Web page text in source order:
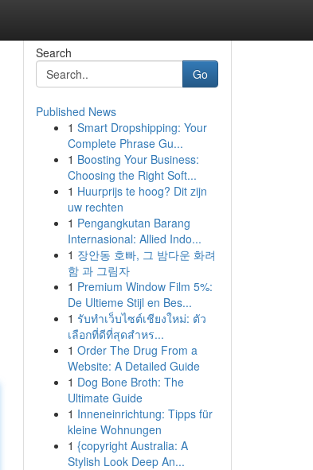
Search
Go
Published News
1 Smart Dropshipping: Your
Complete Phrase Gu...
1 Boosting Your Business:
Choosing the Right Soft...
1 Huurprijs te hoog? Dit zijn
uw rechten
1 Pengangkutan Barang
Internasional: Allied Indo...
1 장안동 호빠, 그 밤다운 화려
함 과 그림자
1 Premium Window Film 5%:
De Ultieme Stijl en Bes...
1 รับทำเว็บไซต์เชียงใหม่: ตัว
เลือกที่ดีที่สุดสำหร...
1 Order The Drug From a
Website: A Detailed Guide
1 Dog Bone Broth: The
Ultimate Guide
1 Inneneinrichtung: Tipps für
kleine Wohnungen
1 {copyright Australia: A
Stylish Look Deep An...